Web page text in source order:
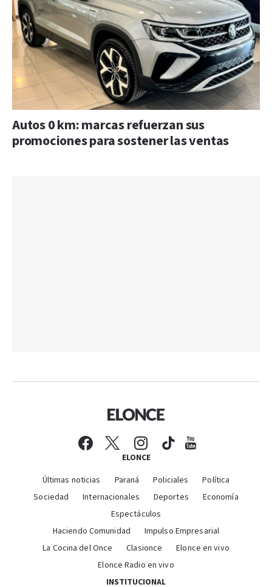
Autos 0 km: marcas refuerzan sus
promociones para sostener las ventas
ELONCE
Últimas noticias Paraná Policiales
Política
Sociedad
Internacionales Deportes
Economía
Espectáculos
Haciendo Comunidad
Impulso Empresarial
La Cocina del Once
Clasionce
Elonce en vivo
Elonce Radio en vivo
INSTITUCIONAL